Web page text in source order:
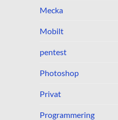
Mecka
Mobilt
pentest
Photoshop
Privat
Programmering